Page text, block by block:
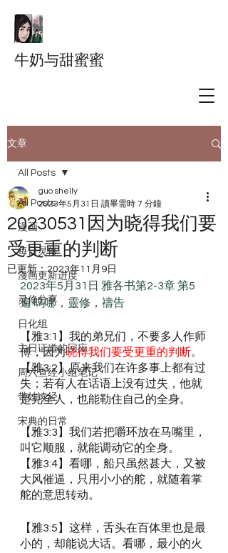
牛奶与甜蜜蜜
文章
All Posts
漫画
每日灵修
漫画更新进度
灵修分享
日化组
主日证道的回应
周六查经小组笔记
带娃读经
宋典的日常
All Posts
20230531因为晓得我们要
受更重的判断
guo shelly
2023年5月31日 讀畢需時 7 分鐘
已更新：2023年11月9日
2023年5月31日 雅各书第2-3章 第5
遍 嗎哪，靈修，禱告
【雅3:1】我的弟兄们，不要多人作师
傅，因为晓得我们要受更重的判断。
【雅3:2】原来我们在许多事上都有过
失；若有人在话语上没有过失，他就
是完全人，也能勒住自己的全身。
【雅3:3】我们若把嚼环放在马嘴里，
叫它顺服，就能调动它的全身。
【雅3:4】看哪，船只虽然甚大，又被
大风催逼，只用小小的舵，就随着掌
舵的意思转动。
【雅3:5】这样，舌头在百体里也是最
小的，却能说大话。看哪，最小的火